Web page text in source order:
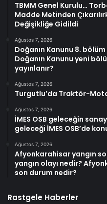
TBMM Genel Kurulu…
Madde Metinden
Değişikliğe Gidildi
Ağustos 7, 2026
Doğanın Kanunu 8. bölüm
Doğanın Kanunu yeni
yayınlanır?
Ağustos 7, 2026
Turgutlu’da Traktör-
Ağustos 7, 2026
İMES OSB geleceğin
geleceği İMES OSB’de
Ağustos 7, 2026
Afyonkarahisar yangın
yangın olayı nedir?
son durum nedir?
Rastgele Haberler